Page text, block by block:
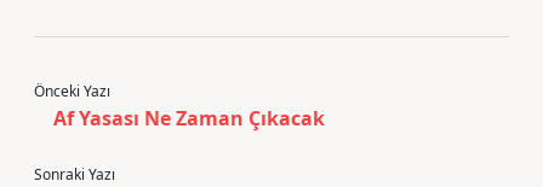
Önceki Yazı
Af Yasası Ne Zaman Çıkacak
Sonraki Yazı